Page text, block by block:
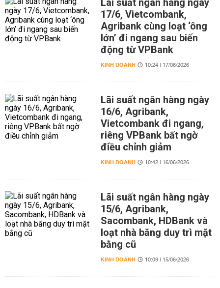
Lãi suất ngân hàng ngày
17/6, Vietcombank,
Agribank cùng loạt ‘ông
lớn’ đi ngang sau biến
động từ VPBank
KINH DOANH 10:24 | 17/06/2026
Lãi suất ngân hàng ngày
16/6, Agribank,
Vietcombank đi ngang,
riêng VPBank bất ngờ
điều chỉnh giảm
KINH DOANH 10:42 | 16/06/2026
Lãi suất ngân hàng ngày
15/6, Agribank,
Sacombank, HDBank và
loạt nhà băng duy trì mặt
bằng cũ
KINH DOANH 10:09 | 15/06/2026